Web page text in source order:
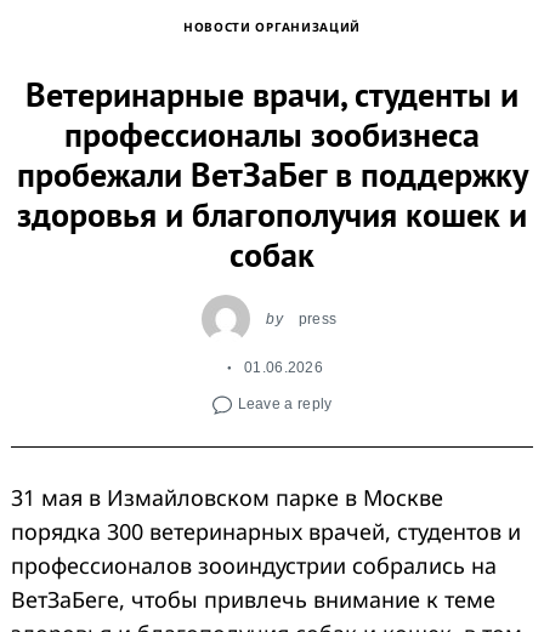
НОВОСТИ ОРГАНИЗАЦИЙ
Ветеринарные врачи, студенты и
профессионалы зообизнеса
пробежали ВетЗаБег в поддержку
здоровья и благополучия кошек и
собак
by press
01.06.2026
Leave a reply
31 мая в Измайловском парке в Москве
порядка 300 ветеринарных врачей, студентов и
профессионалов зооиндустрии собрались на
ВетЗаБеге, чтобы привлечь внимание к теме